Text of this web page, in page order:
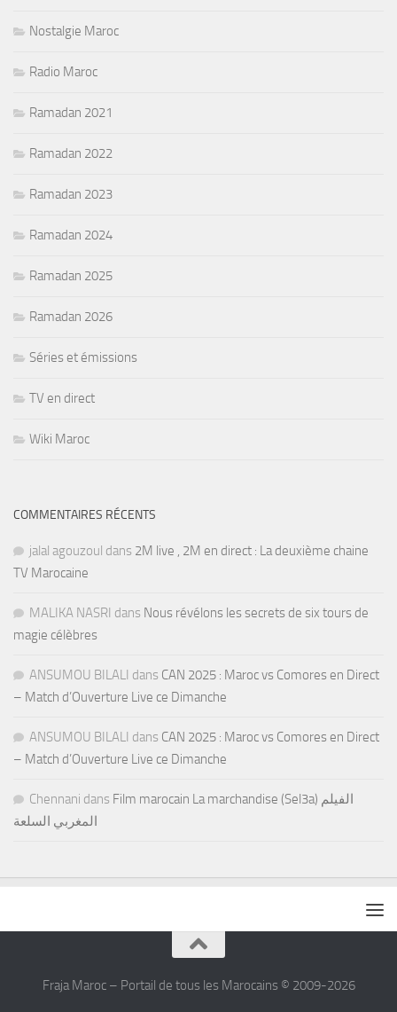
Nostalgie Maroc
Radio Maroc
Ramadan 2021
Ramadan 2022
Ramadan 2023
Ramadan 2024
Ramadan 2025
Ramadan 2026
Séries et émissions
TV en direct
Wiki Maroc
COMMENTAIRES RÉCENTS
jalal agouzoul dans 2M live , 2M en direct : La deuxième chaine
TV Marocaine
MALIKA NASRI dans Nous révélons les secrets de six tours de
magie célèbres
ANSUMOU BILALI dans CAN 2025 : Maroc vs Comores en Direct
– Match d’Ouverture Live ce Dimanche
ANSUMOU BILALI dans CAN 2025 : Maroc vs Comores en Direct
– Match d’Ouverture Live ce Dimanche
Chennani dans Film marocain La marchandise (Sel3a) الفيلم
المغربي السلعة
Fraja Maroc – Portail de tous les Marocains © 2009-2026